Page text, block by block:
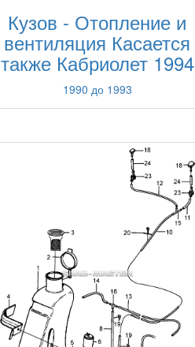
Кузов - Отопление и
вентиляция Касается
также Кабриолет 1994
1990 до 1993